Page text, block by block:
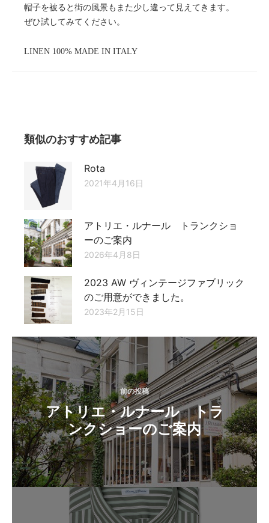
帽子を被ると街の風景もまた少し違って見えてきます。
ぜひ試してみてください。
LINEN 100% MADE IN ITALY
類似のおすすめ記事
Rota
2021年4月16日
アトリエ・ルナール トランクショ
ーのご案内
2026年4月8日
2023 AW ヴィンテージファブリック
のご用意ができました。
2023年2月15日
投
稿
ナ
ビ
ゲ
ー
シ
ョ
前の投稿
アトリエ・ルナール トラ
ンクショーのご案内